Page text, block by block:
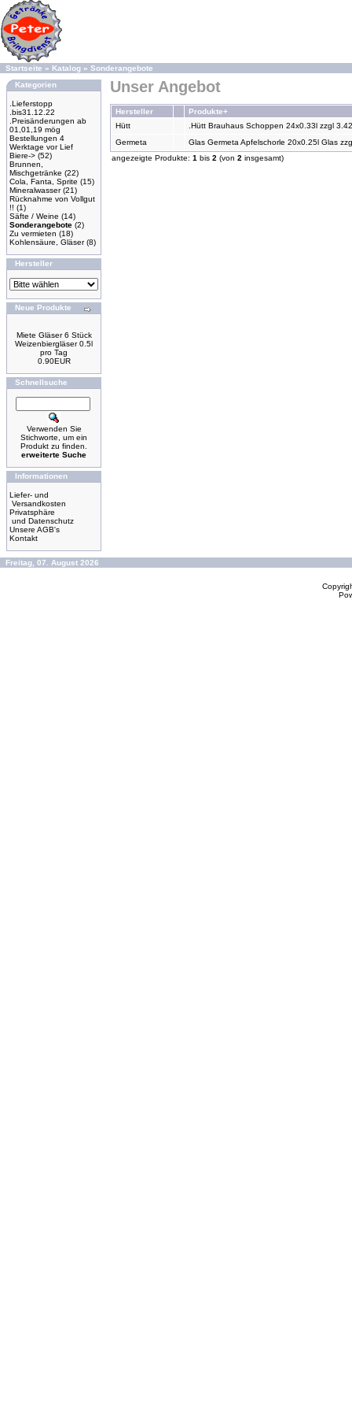
Startseite » Katalog » Sonderangebote
Kategorien
.Lieferstopp
.bis31.12.22
.Preisänderungen ab
01,01,19 mög
Bestellungen 4
Werktage vor Lief
Biere-> (52)
Brunnen,
Mischgetränke (22)
Cola, Fanta, Sprite (15)
Mineralwasser(21)
Rücknahme von Vollgut
!! (1)
Säfte / Weine (14)
Sonderangebote (2)
Zu vermieten (18)
Kohlensäure, Gläser(8)
Hersteller
Neue Produkte
Miete Gläser 6 Stück
Weizenbiergläser 0.5l
pro Tag
0.90EUR
Schnellsuche
Verwenden Sie
Stichworte, um ein
Produkt zu finden.
erweiterte Suche
Informationen
Liefer- und
Versandkosten
Privatsphäre
und Datenschutz
Unsere AGB's
Kontakt
Unser Angebot
Hersteller
Produkte+
Hütt
.Hütt Brauhaus Schoppen 24x0.33l zzgl
Germeta
Glas Germeta Apfelschorle 20x0.25l Glas
angezeigte Produkte: 1 bis 2 (von 2 insgesamt)
Freitag, 07. August 2026